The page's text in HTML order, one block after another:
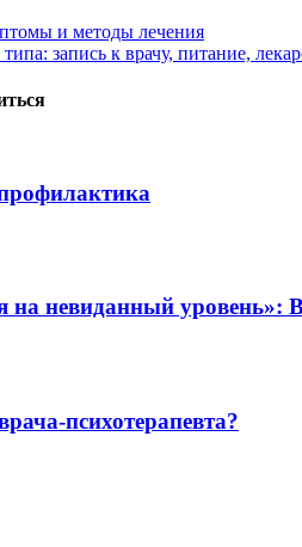
и методы лечения
запись к врачу, питание,
на невиданный уровень»:
психотерапевта?